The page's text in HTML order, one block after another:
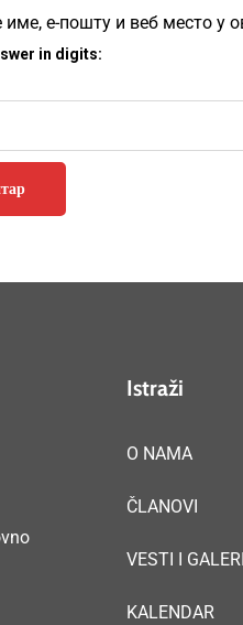
име, е-пошту и веб место
in digits:
Istraži
O NAMA
ČLANOVI
VESTI I
KALENDAR